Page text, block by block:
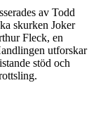
av Todd
skurken Joker
Fleck, en
utforskar
stöd och